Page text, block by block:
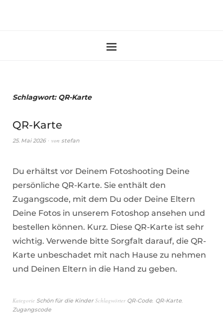
Schlagwort: QR-Karte
QR-Karte
25. Mai 2026 von stefan
Du erhältst vor Deinem Fotoshooting Deine
persönliche QR-Karte. Sie enthält den
Zugangscode, mit dem Du oder Deine Eltern
Deine Fotos in unserem Fotoshop ansehen und
bestellen können. Kurz. Diese QR-Karte ist sehr
wichtig. Verwende bitte Sorgfalt darauf, die QR-
Karte unbeschadet mit nach Hause zu nehmen
und Deinen Eltern in die Hand zu geben.
Kategorie Schön für die Kinder Schlagwörter QR-Code, QR-Karte,
Zugangscode